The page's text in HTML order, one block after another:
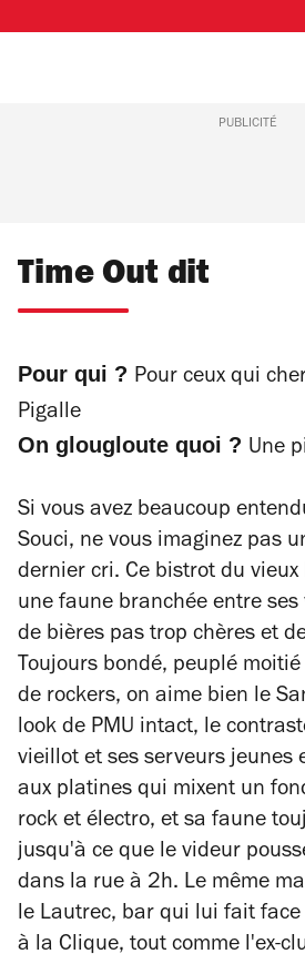
PUBLICITÉ
Time Out dit
Pour qui ? Pour ceux qui
Pigalle
On glougloute quoi ? Une
Si vous avez beaucoup
Souci, ne vous imaginez pas
dernier cri. Ce bistrot du
une faune branchée entre
de bières pas trop chères et
Toujours bondé, peuplé
de rockers, on aime bien le
look de PMU intact, le
vieillot et ses serveurs jeunes
aux platines qui mixent un
rock et électro, et sa faune
jusqu'à ce que le videur
dans la rue à 2h. Le même
le Lautrec, bar qui lui fait
à la Clique, tout comme l'ex-